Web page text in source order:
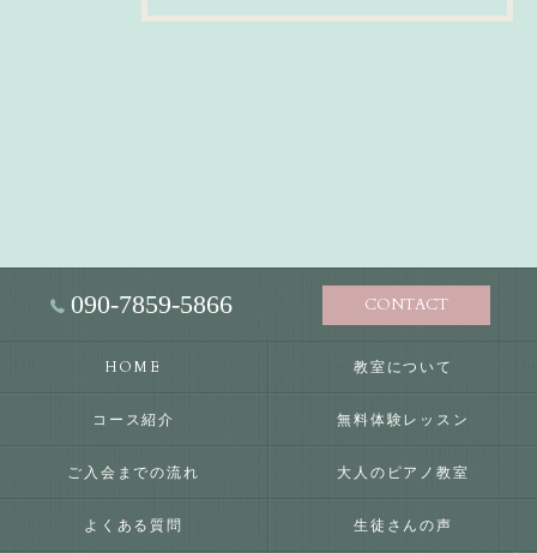
090-7859-5866 CONTACT
HOME 教室について
コース紹介 無料体験レッスン
ご入会までの流れ 大人のピアノ教室
よくある質問 生徒さんの声